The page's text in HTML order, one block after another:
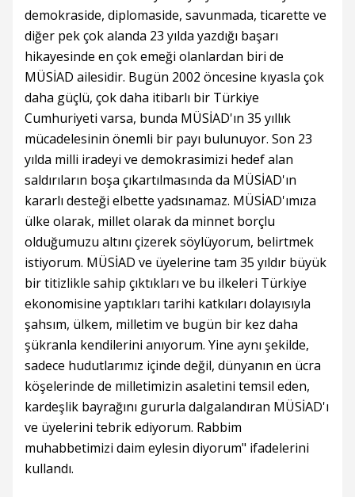
demokraside, diplomaside, savunmada, ticarette ve
diğer pek çok alanda 23 yılda yazdığı başarı
hikayesinde en çok emeği olanlardan biri de
MÜSİAD ailesidir. Bugün 2002 öncesine kıyasla çok
daha güçlü, çok daha itibarlı bir Türkiye
Cumhuriyeti varsa, bunda MÜSİAD'ın 35 yıllık
mücadelesinin önemli bir payı bulunuyor. Son 23
yılda milli iradeyi ve demokrasimizi hedef alan
saldırıların boşa çıkartılmasında da MÜSİAD'ın
kararlı desteği elbette yadsınamaz. MÜSİAD'ımıza
ülke olarak, millet olarak da minnet borçlu
olduğumuzu altını çizerek söylüyorum, belirtmek
istiyorum. MÜSİAD ve üyelerine tam 35 yıldır büyük
bir titizlikle sahip çıktıkları ve bu ilkeleri Türkiye
ekonomisine yaptıkları tarihi katkıları dolayısıyla
şahsım, ülkem, milletim ve bugün bir kez daha
şükranla kendilerini anıyorum. Yine aynı şekilde,
sadece hudutlarımız içinde değil, dünyanın en ücra
köşelerinde de milletimizin asaletini temsil eden,
kardeşlik bayrağını gururla dalgalandıran MÜSİAD'ı
ve üyelerini tebrik ediyorum. Rabbim
muhabbetimizi daim eylesin diyorum" ifadelerini
kullandı.